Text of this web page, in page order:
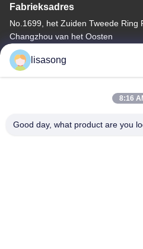
Fabrieksadres
No.1699, het Zuiden Tweede Ring
Changzhou van het Oosten
Telefoon
86--18112317931
lisasong
8:16
Good day, what product are you